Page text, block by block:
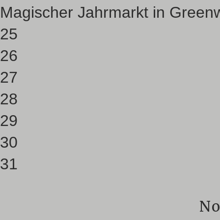
Magischer Jahrmarkt in
25
26
27
28
29
30
31